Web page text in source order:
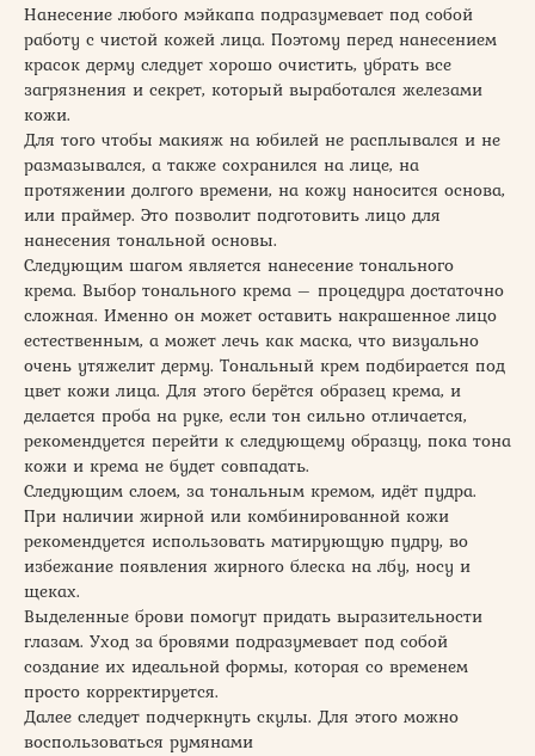
Нанесение любого мэйкапа подразумевает под собой
работу с чистой кожей лица. Поэтому перед нанесением
красок дерму следует хорошо очистить, убрать все
загрязнения и секрет, который выработался железами
кожи.
Для того чтобы макияж на юбилей не расплывался и не
размазывался, а также сохранился на лице, на
протяжении долгого времени, на кожу наносится основа,
или праймер. Это позволит подготовить лицо для
нанесения тональной основы.
Следующим шагом является нанесение тонального
крема. Выбор тонального крема – процедура достаточно
сложная. Именно он может оставить накрашенное лицо
естественным, а может лечь как маска, что визуально
очень утяжелит дерму. Тональный крем подбирается под
цвет кожи лица. Для этого берётся образец крема, и
делается проба на руке, если тон сильно отличается,
рекомендуется перейти к следующему образцу, пока тона
кожи и крема не будет совпадать.
Следующим слоем, за тональным кремом, идёт пудра.
При наличии жирной или комбинированной кожи
рекомендуется использовать матирующую пудру, во
избежание появления жирного блеска на лбу, носу и
щеках.
Выделенные брови помогут придать выразительности
глазам. Уход за бровями подразумевает под собой
создание их идеальной формы, которая со временем
просто корректируется.
Далее следует подчеркнуть скулы. Для этого можно
воспользоваться румянами